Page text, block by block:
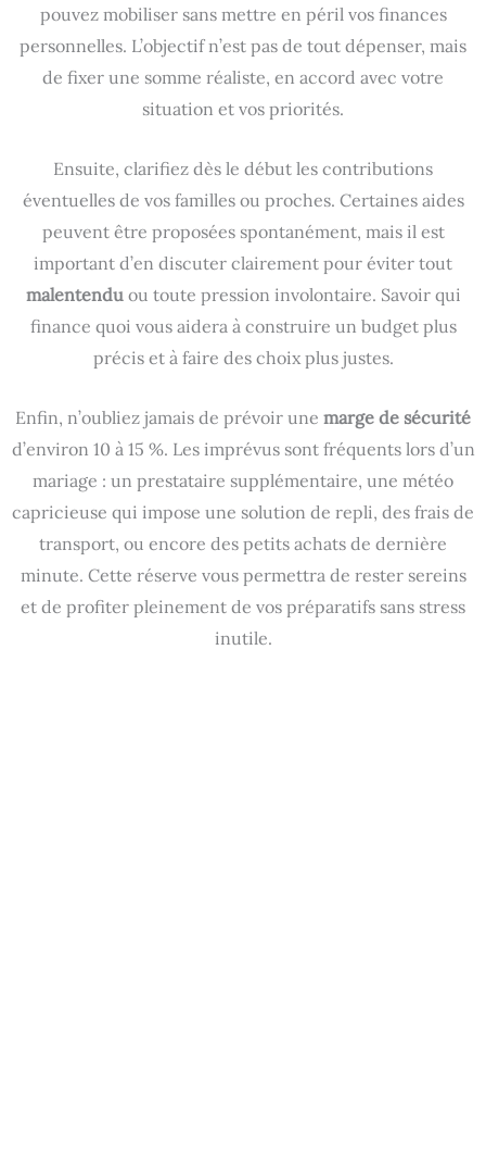
pouvez mobiliser sans mettre en péril vos finances
personnelles. L’objectif n’est pas de tout dépenser, mais
de fixer une somme réaliste, en accord avec votre
situation et vos priorités.
Ensuite, clarifiez dès le début les contributions
éventuelles de vos familles ou proches. Certaines aides
peuvent être proposées spontanément, mais il est
important d’en discuter clairement pour éviter tout
malentenduou toute pression involontaire. Savoir qui
finance quoi vous aidera à construire un budget plus
précis et à faire des choix plus justes.
Enfin, n’oubliez jamais de prévoir une marge de sécurité
d’environ 10 à 15 %. Les imprévus sont fréquents lors d’un
mariage : un prestataire supplémentaire, une météo
capricieuse qui impose une solution de repli, des frais de
transport, ou encore des petits achats de dernière
minute. Cette réserve vous permettra de rester sereins
et de profiter pleinement de vos préparatifs sans stress
inutile.